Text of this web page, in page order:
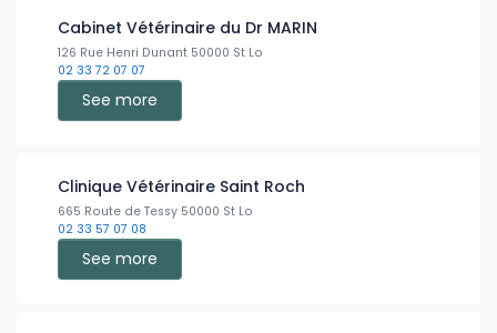
Cabinet Vétérinaire du Dr MARIN
126 Rue Henri Dunant 50000 St Lo
02 33 72 07 07
See more
Clinique Vétérinaire Saint Roch
665 Route de Tessy 50000 St Lo
02 33 57 07 08
See more